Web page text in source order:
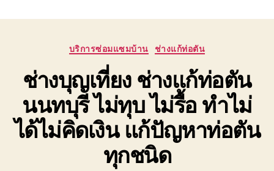
Categories
บริการซ่อมแซมบ้าน ช่างแก้ท่อตัน
ช่างบุญเที่ยง ช่างแก้ท่อตัน
นนทบุรี ไม่ทุบ ไม่รื้อ ทำไม่
ได้ไม่คิดเงิน แก้ปัญหาท่อตัน
ทุกชนิด